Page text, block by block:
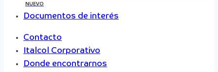
NUEVO
Documentos de interés
Contacto
Italcol Corporativo
Donde encontrarnos